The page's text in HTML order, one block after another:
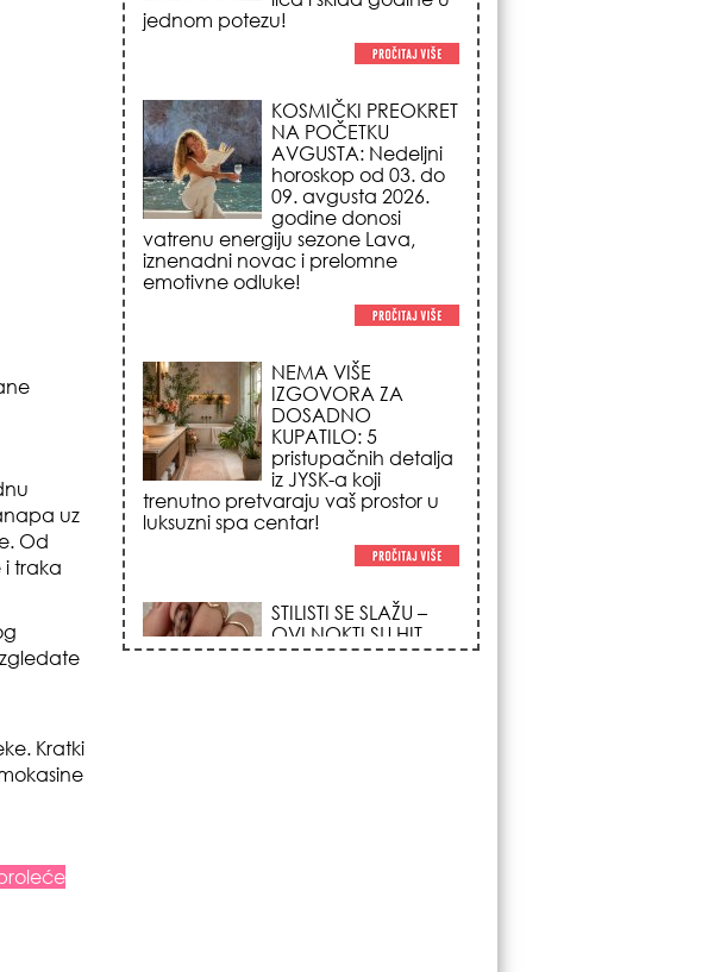
uz
Od
traka
Kratki
NA POČETKU
AVGUSTA: Nedeljni
horoskop od 03. do
09. avgusta 2026.
godine donosi
vatrenu energiju sezone Lava,
iznenadni novac i prelomne
emotivne odluke!
IZGOVORA ZA
DOSADNO
KUPATILO: 5
pristupačnih detalja
iz JYSK-a koji
trenutno pretvaraju vaš prostor u
luksuzni spa centar!
OVI NOKTI SU HIT
SEZONE: 5 manikir
trendova koji